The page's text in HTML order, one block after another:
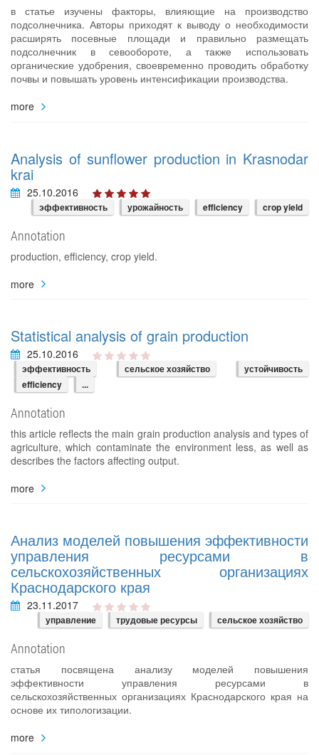
в статье изучены факторы, влияющие на производство
подсолнечника. Авторы приходят к выводу о необходимости
расширять посевные площади и правильно размещать
подсолнечник в севообороте, а также использовать
органические удобрения, своевременно проводить обработку
почвы и повышать уровень интенсификации производства.
more
Analysis of sunflower production in Krasnodar
krai
25.10.2016
эффективность урожайность efficiency crop yield
Annotation
production, efficiency, crop yield.
more
Statistical analysis of grain production
25.10.2016
эффективность сельское хозяйство
устойчивость
efficiency
...
Annotation
this article reflects the main grain production analysis and types of
agriculture, which contaminate the environment less, as well as
describes the factors affecting output.
more
Анализ моделей повышения эффективности
управления ресурсами в
сельскохозяйственных организациях
Краснодарского края
23.11.2017
управление трудовые ресурсы сельское хозяйство
Annotation
статья посвящена анализу моделей повышения
эффективности управления ресурсами в
сельскохозяйственных организациях Краснодарского края на
основе их типологизации.
more